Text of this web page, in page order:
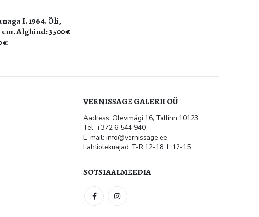
I. 1964. Õli,
Alghind: 3500 €
€
Kultuur.err: Vernissage galeriis
avati Jüri Mildebergi näitus
“Hingedeusk”
mai 31, 2026
VERNISSAGE GALERII OÜ
Aadress: Olevimägi 16, Tallinn 10123
Tel: +372 6 544 940
E-mail: info@vernissage.ee
Lahtiolekuajad: T-R 12-18, L 12-15
SOTSIAALMEEDIA